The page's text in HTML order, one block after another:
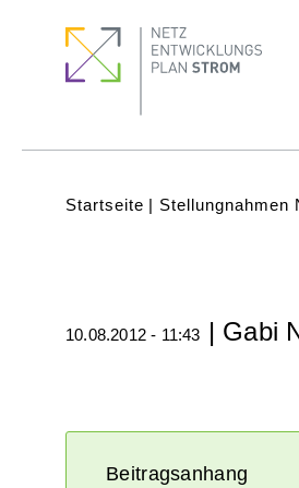
(Main)Pfadnavigation
Startseite Stellungnahmen
10.08.2012 - 11:43 | Gabi
Beitragsanhang
Menu
quick
links